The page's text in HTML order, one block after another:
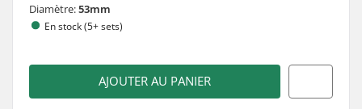
Diamètre:53mm
En stock (5+ sets)
AJOUTER AU PANIER